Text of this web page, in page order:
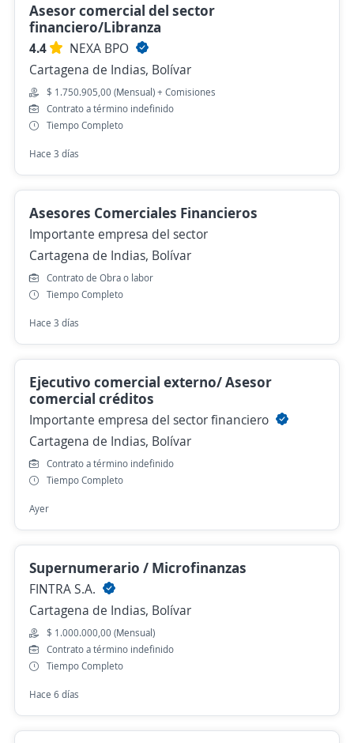
Asesor comercial del sector
financiero/Libranza
4.4
NEXA BPO
Cartagena de Indias, Bolívar
$ 1.750.905,00 (Mensual) + Comisiones
Contrato a término indefinido
Tiempo Completo
Hace 3 días
Asesores Comerciales Financieros
Importante empresa del sector
Cartagena de Indias, Bolívar
Contrato de Obra o labor
Tiempo Completo
Hace 3 días
Ejecutivo comercial externo/ Asesor
comercial créditos
Importante empresa del sector financiero
Cartagena de Indias, Bolívar
Contrato a término indefinido
Tiempo Completo
Ayer
Supernumerario / Microfinanzas
FINTRA S.A.
Cartagena de Indias, Bolívar
$ 1.000.000,00 (Mensual)
Contrato a término indefinido
Tiempo Completo
Hace 6 días